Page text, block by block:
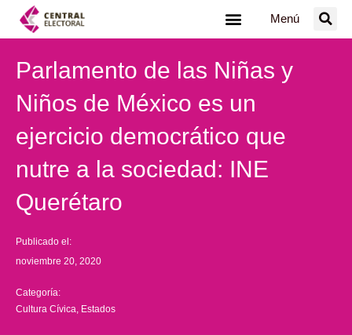
Menú
Parlamento de las Niñas y
Niños de México es un
ejercicio democrático que
nutre a la sociedad: INE
Querétaro
Publicado el:
noviembre 20, 2020
Categoría:
Cultura Cívica Estados